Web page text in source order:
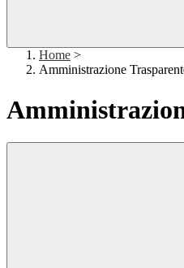
Home >
Amministrazione